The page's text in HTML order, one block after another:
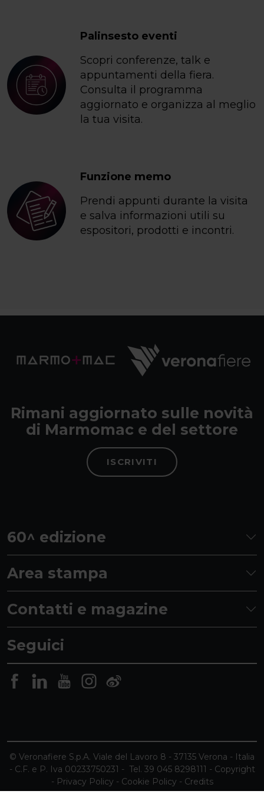
Palinsesto eventi
Scopri conferenze, talk e
appuntamenti della fiera.
Consulta il programma
aggiornato e organizza al meglio
la tua visita.
Funzione memo
Prendi appunti durante la visita
e salva informazioni utili su
espositori, prodotti e incontri.
Rimani aggiornato sulle novità
di Marmomac e del settore
ISCRIVITI
60^ edizione
Area stampa
Contatti e magazine
Seguici
© Veronafiere S.p.A. Viale del Lavoro 8 - 37135 Verona - Italia
- C.F. e P. Iva 00233750231 - Tel. 39 045 8298111 - Copyright
- Privacy Policy - Cookie Policy - Credits